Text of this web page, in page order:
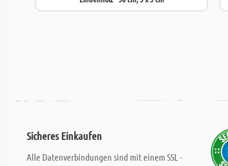
Sicheres Einkaufen
Alle Datenverbindungen sind mit einem SSL -